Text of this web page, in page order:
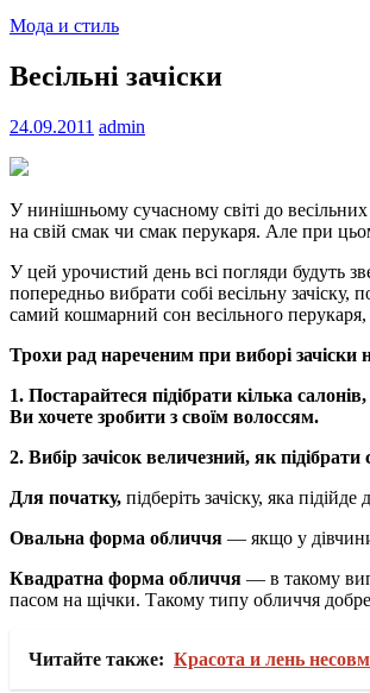
Мода и стиль
Весільні зачіски
24.09.2011 admin
У нинішньому сучасному світі до
на свій смак чи смак перукаря. Але при
У цей урочистий день всі погляди будуть
попередньо вибрати собі весільну
самий кошмарний сон весільного
Трохи рад нареченим при виборі зачіски
1. Постарайтеся підібрати кілька
Ви хочете зробити з своїм волоссям.
2. Вибір зачісок величезний, як
Для початку, підберіть зачіску, яка
Овальна форма обличчя — якщо у дівчини
Квадратна форма обличчя — в такому
пасом на щічки. Такому типу обличчя добре
Читайте также: Красота и лень